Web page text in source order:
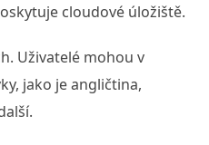
cloudové úložiště.
Uživatelé mohou v
jako je angličtina,